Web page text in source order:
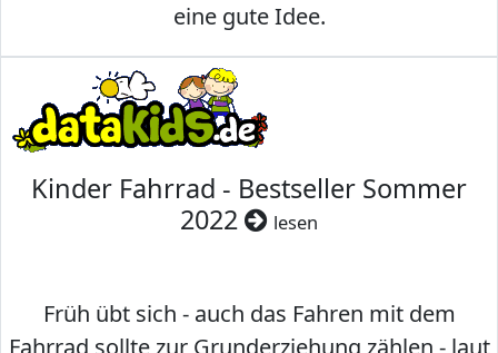
eine gute Idee.
Kinder Fahrrad - Bestseller Sommer
2022
lesen
Früh übt sich - auch das Fahren mit dem